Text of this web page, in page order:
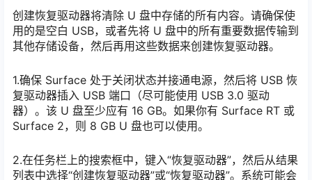
创建恢复驱动器将清除 U 盘中存储的所有内容。请确保使
用的是空白 USB，或者先将 U 盘中的所有重要数据传输到
其他存储设备，然后再用这些数据来创建恢复驱动器。
1.确保 Surface 处于关闭状态并接通电源，然后将 USB 恢
复驱动器插入 USB 端口（尽可能使用 USB 3.0 驱动
器）。该 U 盘至少应有 16 GB。如果你有 Surface RT 或
Surface 2，则 8 GB U 盘也可以使用。
2.在任务栏上的搜索框中，键入“恢复驱动器”，然后从结果
列表中选择“创建恢复驱动器”或“恢复驱动器”。系统可能会